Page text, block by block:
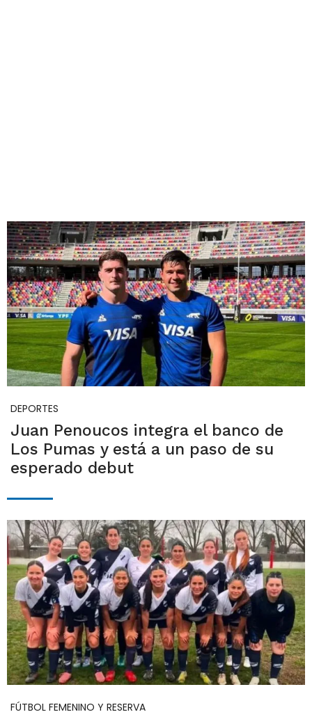
DEPORTES
Juan Penoucos integra el banco de
Los Pumas y está a un paso de su
esperado debut
FÚTBOL FEMENINO Y RESERVA